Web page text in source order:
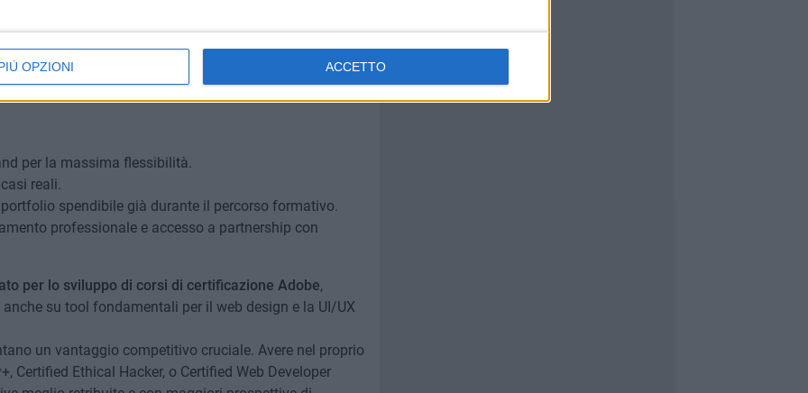
OPZIONI ACCETTO
mercato del lavoro
dinamici, è fondamentale scegliere un percorso di studi
per la massima flessibilità.
reali.
spendibile già durante il percorso formativo.
professionale e accesso a partnership con
per lo sviluppo di corsi di certificazione Adobe,
su tool fondamentali per il web design e la UI/UX
un vantaggio competitivo cruciale. Avere nel proprio
Certified Ethical Hacker, o Certified Web Developer